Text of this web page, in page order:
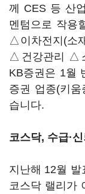
께 CES 등 산
멘텀으로 작용
△이차전지(소
△건강관리 △
KB증권은 1월
증권 업종(키움
습니다.
코스닥, 수급·
지난해 12월
코스닥 랠리가